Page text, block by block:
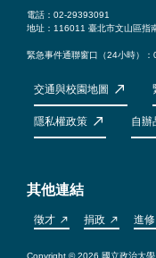
電話：02-29393091
地址：116011 臺北市文山區指
緊急事件通聯窗口（24小時）
交通與校園地圖
隱私權政策 自辦
其他連結
徵才 捐政 進修
Copyright © 2026 國立政治大